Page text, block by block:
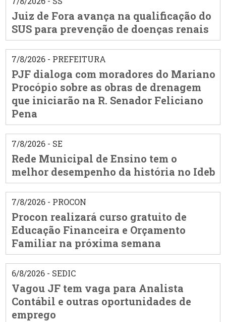
Juiz de Fora avança na qualificação do
SUS para prevenção de doenças renais
7/8/2026 - PREFEITURA
PJF dialoga com moradores do Mariano
Procópio sobre as obras de drenagem
que iniciarão na R. Senador Feliciano
Pena
7/8/2026 - SE
Rede Municipal de Ensino tem o
melhor desempenho da história no Ideb
7/8/2026 - PROCON
Procon realizará curso gratuito de
Educação Financeira e Orçamento
Familiar na próxima semana
6/8/2026 - SEDIC
Vagou JF tem vaga para Analista
Contábil e outras oportunidades de
emprego